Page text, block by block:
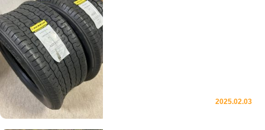
2025.02.03